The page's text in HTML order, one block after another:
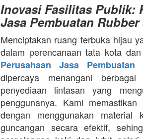
Inovasi Fasilitas Publik:
Jasa Pembuatan
Menciptakan ruang terbuka hijau
dalam perencanaan tata kota
Perusahaan Jasa
dipercaya menangani
penyediaan lintasan yang
penggunanya. Kami
dengan menggunakan
guncangan secara efektif,